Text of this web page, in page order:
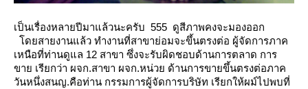
เป็นเรื่องหลายปีมาแล้วนะครับ 555 ดูสีภาพคงจะมองออก
ดยสายงานแล้ว ทำงานที่สาขาย่อมจะขึ้นตรงต่อ ผู้จัดการภาค
เหนือที่ท่านดูแล 12 สาขา ซึ่งจะรับผิดชอบด้านการตลาด การ
ขา เรียกว่า ผจก.สาขา ผจก.หน่วย ด้านการขายขึ้นตรงต่อภาค
วันหนึ่งสนญ.คือท่าน กรรมการผู้จัดการบริษัท เรียกให้ผม์ไปพบที่